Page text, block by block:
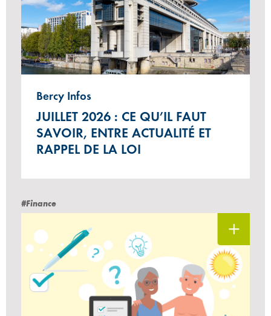
Bercy Infos
JUILLET 2026 : CE QU’IL FAUT
SAVOIR, ENTRE ACTUALITÉ ET
RAPPEL DE LA LOI
#Finance